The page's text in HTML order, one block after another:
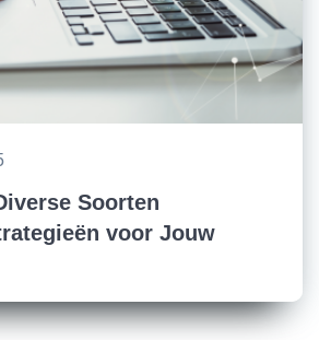
Soorten
voor Jouw